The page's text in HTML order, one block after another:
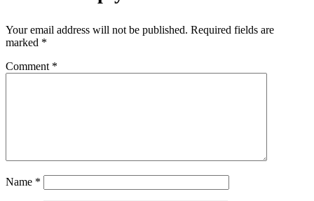
Your email address will not be published. Required fields are
marked *
Comment *
Name *